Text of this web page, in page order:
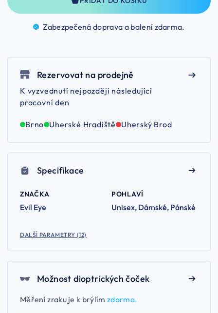
Zabezpečená doprava a balení zdarma.
Rezervovat na prodejně
K vyzvednutí nejpozději následující
pracovní den
Brno Uherské Hradiště Uherský Brod
Specifikace
ZNAČKA
Evil Eye
POHLAVÍ
Unisex, Dámské, Pánské
DALŠÍ PARAMETRY (12)
Možnost dioptrických čoček
Měření zraku je k brýlím zdarma.